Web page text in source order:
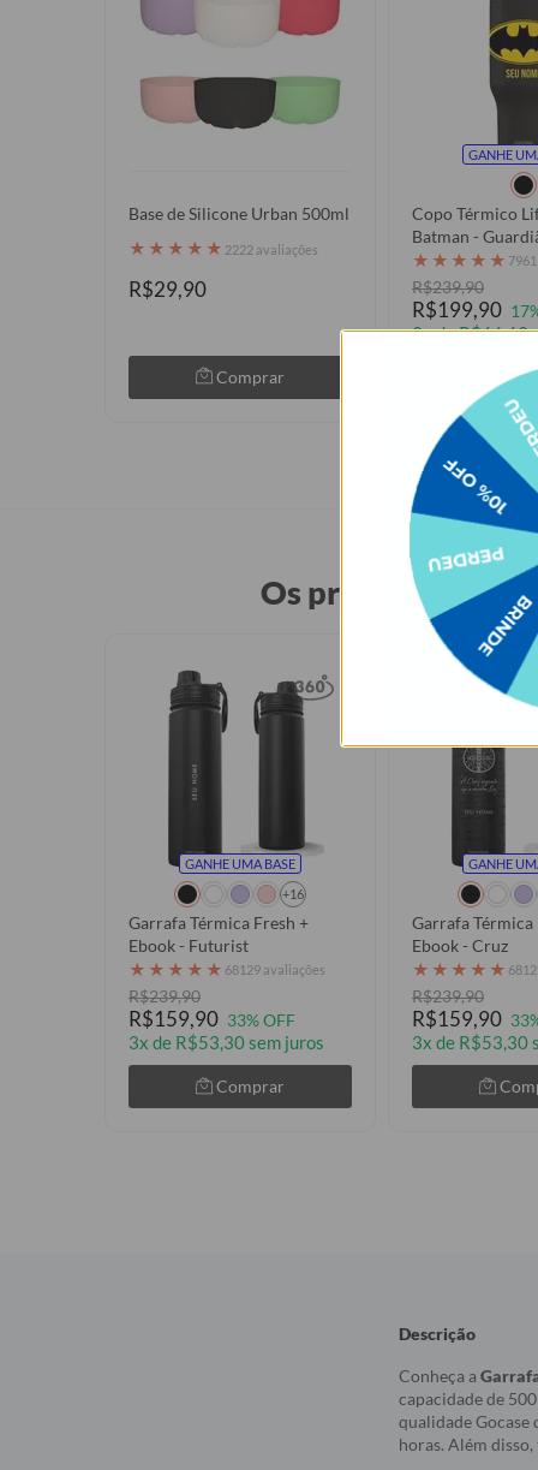
Base de Silicone Urban 500ml
★ ★ ★ ★ ★ 2222 avaliações
R$29,90
Comprar
GANHE
Copo Térmico
Batman -
Sombras
★ ★ ★ ★ ★
R$239,90
R$199,90
3x de R$66,63
Os produtos mais
GANHE UMA BASE
+16
Garrafa Térmica Fresh +
Ebook - Futurist
★ ★ ★ ★ ★ 68129 avaliações
R$239,90
R$159,90 33% OFF
3x de R$53,30 sem juros
Comprar
GANHE
Garrafa Térmica
Ebook - Cruz
★ ★ ★ ★ ★
R$239,90
R$159,90
3x de R$53,30
Descrição
Conheça a
capacidade de
qualidade Gocase
horas. Além